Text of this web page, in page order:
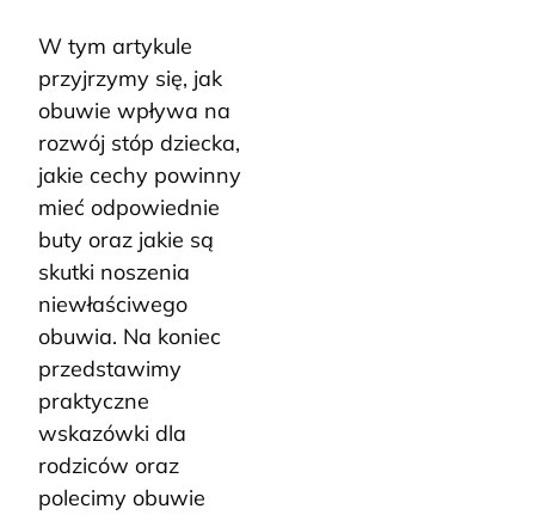
W tym artykule
przyjrzymy się, jak
obuwie wpływa na
rozwój stóp dziecka,
jakie cechy powinny
mieć odpowiednie
buty oraz jakie są
skutki noszenia
niewłaściwego
obuwia. Na koniec
przedstawimy
praktyczne
wskazówki dla
rodziców oraz
polecimy obuwie